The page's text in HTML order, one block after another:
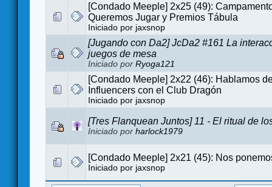
[Condado Meeple] 2x25 (49):
Queremos Jugar y Premios Tábula
Iniciado por jaxsnop
[Jugando con Da2] JcDa2 #161 La
juegos de mesa
Iniciado por Ryoga121
[Condado Meeple] 2x22 (46): Hablamos
Influencers con el Club Dragón
Iniciado por jaxsnop
[Tres Flanquean Juntos] 11 - El ritual de
Iniciado por harlock1979
[Condado Meeple] 2x21 (45): Nos
Iniciado por jaxsnop